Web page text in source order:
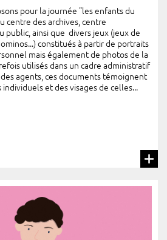
pour la journée "les enfants du
centre des archives, centre
public, ainsi que divers jeux (jeux de
constitués à partir de portraits
mais également de photos de la
utilisés dans un cadre administratif
agents, ces documents témoignent
individuels et des visages de celles...